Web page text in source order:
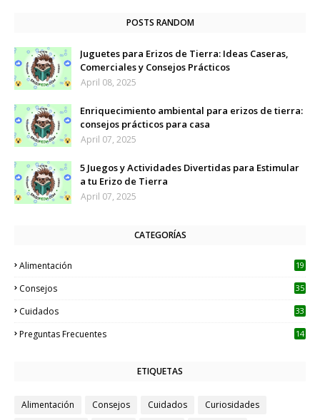
POSTS RANDOM
Juguetes para Erizos de Tierra: Ideas Caseras,
Comerciales y Consejos Prácticos
April 08, 2025
Enriquecimiento ambiental para erizos de tierra:
consejos prácticos para casa
April 07, 2025
5 Juegos y Actividades Divertidas para Estimular
a tu Erizo de Tierra
April 07, 2025
CATEGORÍAS
Alimentación 19
Consejos 35
Cuidados 33
Preguntas Frecuentes 14
ETIQUETAS
Alimentación Consejos Cuidados
Curiosidades